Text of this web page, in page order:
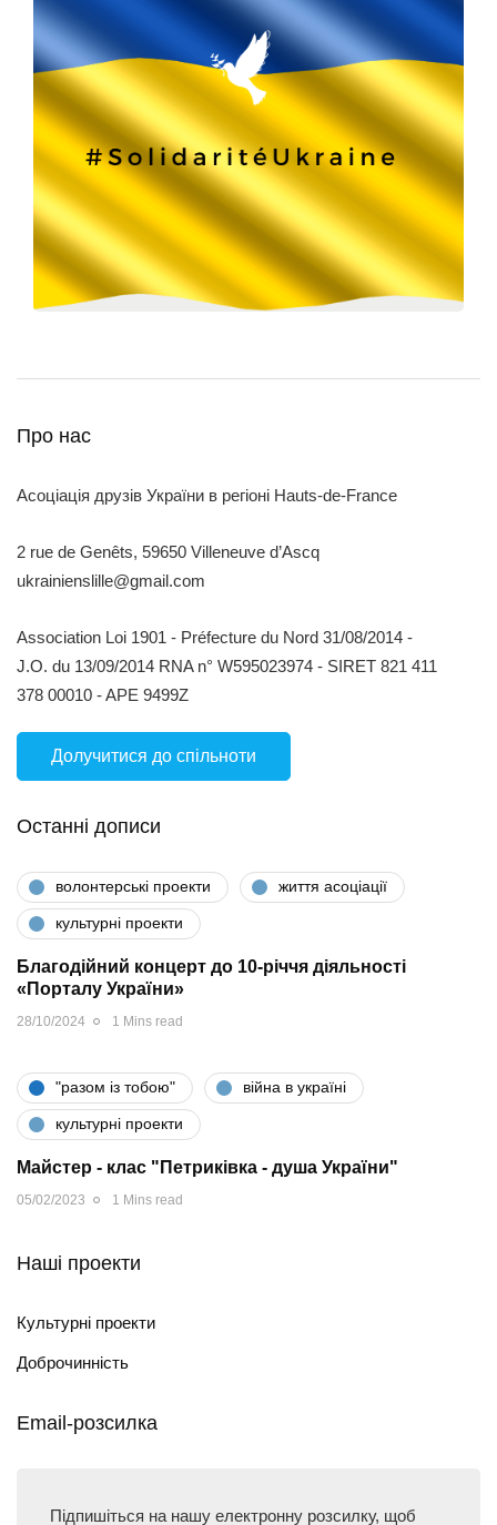
Про нас
Асоціація друзів України в регіоні Hauts-de-France
2 rue de Genêts, 59650 Villeneuve d’Ascq
ukrainienslille@gmail.com
Association Loi 1901 - Préfecture du Nord 31/08/2014 -
J.O. du 13/09/2014 RNA n° W595023974 - SIRET 821 411
378 00010 - APE 9499Z
Долучитися до спільноти
Останні дописи
волонтерські проекти життя асоціації
культурні проекти
Благодійний концерт до 10-річчя діяльності
«Порталу України»
28/10/2024 1 Mins read
"разом iз тобою" війна в україні
культурні проекти
Майстер - клас "Петриківка - душа України"
05/02/2023 1 Mins read
Наші проекти
Культурні проекти
Доброчинність
Email-розсилка
Підпишіться на нашу електронну розсилку, щоб